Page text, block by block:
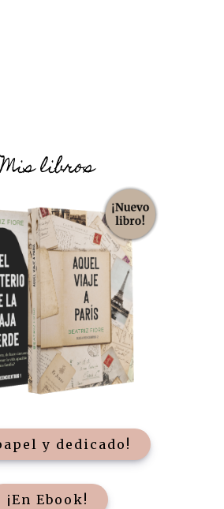
Mis libros
y dedicado!
¡En Ebook!